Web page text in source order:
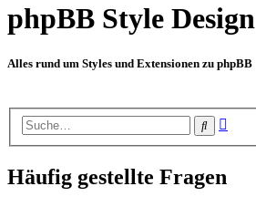
phpBB Style Design
Alles rund um Styles und Extensionen zu phpBB
Suche
Häufig gestellte Fragen